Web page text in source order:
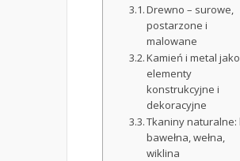
Drewno – surowe,
postarzone i
malowane
Kamień i metal jako
elementy
konstrukcyjne i
dekoracyjne
Tkaniny naturalne:
bawełna, wełna,
wiklina